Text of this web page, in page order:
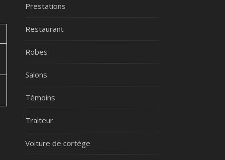
Prestations
Restaurant
Robes
Salons
Témoins
Traiteur
Voiture de cortège